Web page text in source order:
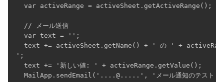
  var activeRange = activeSheet.getActiveRange();
  // メール送信
  var text = '';
text += activeSheet.getName() + ' の ' +
';
  text += '新しい値: ' + activeRange.getValue();
MailApp.sendEmail('....@.....', 'メール通知のテスト